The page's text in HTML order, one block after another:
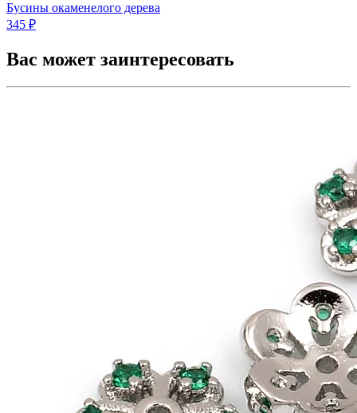
Бусины окаменелого дерева
345 ₽
Вас может заинтересовать